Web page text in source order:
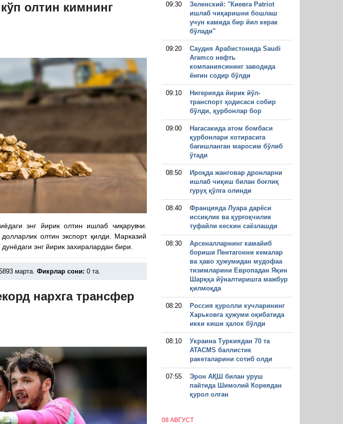
олтин кимнинг
энг йирик олтин ишлаб чиқарувчи.
олтин экспорт қилди. Марказий
энг йирик захиралардан бири.
марта. Фикрлар сони: 0 та.
нархга трансфер
09:30
Зеленский: "Киевга Patriot
ишлаб чиқаришни бошлаш
учун камида бир йил керак
бўлади"
09:20
Саудия Арабистонида Saudi
Aramco нефть
компаниясининг заводида
ёнғин содир бўлди
09:10
Нигерияда йирик йўл-
транспорт ҳодисаси собир
бўлди, қурбонлар бор
09:00
Нагасакида атом бомбаси
қурбонлари хотирасига
бағишланган маросим бўлиб
ўтади
08:50
Ироқда жанговар дронларни
ишлаб чиқиш билан боғлиқ
гуруҳ қўлга олинди
08:40
Францияда Луара дарёси
иссиқлик ва қурғоқчилик
туфайли кескин саёзлашди
08:30
Арсеналларнинг камайиб
бориши Пентагонни кемалар
ва ҳаво ҳужумидан мудофаа
тизимларини Европадан Яқин
Шарққа йўналтиришга мажбур
қилмоқда
08:20
Россия қуролли кучларининг
Харьковга ҳужуми оқибатида
икки киши ҳалок бўлди
08:10
Украина Туркиядан 70 та
ATACMS баллистик
ракеталарини сотиб олди
07:55
Эрон АҚШ билан уруш
пайтида Шимолий Кореядан
қурол олган
08 АВГУСТ